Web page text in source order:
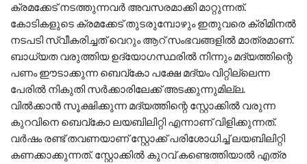
ക്രമക്കേട് നടത്തുന്നവര്‍ അവസരമാക്കി മാറ്റുന്നത്.
കോടികളുടെ ക്രമക്കേട് തുടരുമ്പോഴും ഇതുവരെ ക്രിമിനല്‍
നടപടി സ്വീകരിച്ചത് വെറും ആറ് സംഭവങ്ങളില്‍ മാത്രമാണ്.
ബാധ്യത വരുത്തിയ ഉദ്യോഗസ്ഥരില്‍ നിന്നും മദ്യത്തിന്റെ
പണം ഈടാക്കുന്ന ബെവ്‌കോ പക്ഷേ മദ്യം വിറ്റില്ലെന്ന
പേരില്‍ നികുതി സര്‍ക്കാരിലേക്ക് അടക്കുന്നുമില്ല.
വില്‍ക്കാന്‍ സൂക്ഷിക്കുന്ന മദ്യത്തിന്റെ സ്റ്റോക്കില്‍ വരുന്ന
കുറവിനെ ബെവ്‌കോ ലയബിലിറ്റി എന്നാണ് വിളിക്കുന്നത്.
വര്‍ഷം രണ്ട് തവണയാണ് സ്റ്റോക്ക് പരിശോധിച്ച് ലയബിലിറ്റി
കണക്കാക്കുന്നത്. സ്റ്റോക്കില്‍ കുറവ് കണ്ടെത്തിയാല്‍ എത്ര